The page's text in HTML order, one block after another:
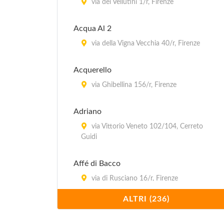
via dei Vellutini 1/r, Firenze
Acqua Al 2
via della Vigna Vecchia 40/r, Firenze
Acquerello
via Ghibellina 156/r, Firenze
Adriano
via Vittorio Veneto 102/104, Cerreto
Guidi
Affé di Bacco
via di Rusciano 16/r, Firenze
ALTRI (236)